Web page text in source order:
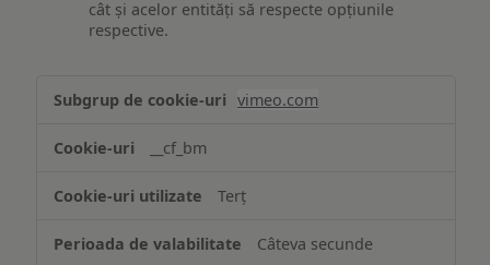
cât și acelor entități să respecte opțiunile
respective.
Asigurarea
funcționalităților
website-
ului
vimeo.com
__cf_bm
Terț
Câteva secunde